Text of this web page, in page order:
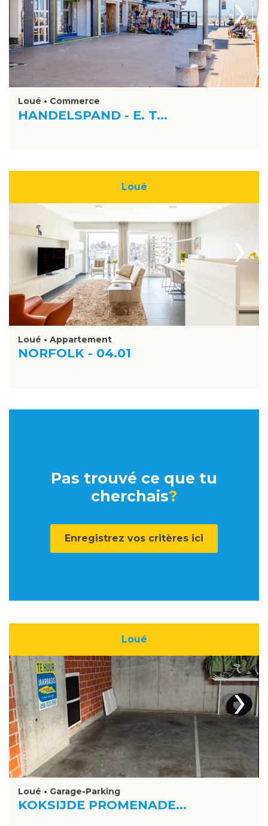
Loué • Commerce
HANDELSPAND - E. T...
Loué
›
Loué • Appartement
NORFOLK - 04.01
Pas trouvé ce que tu
cherchais?
Enregistrez vos critères ici
Loué
›
Loué • Garage-Parking
KOKSIJDE PROMENADE...